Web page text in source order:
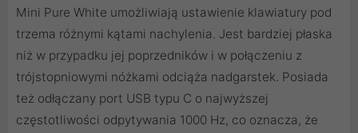
Mini Pure White umożliwiają ustawienie klawiatury pod
trzema różnymi kątami nachylenia. Jest bardziej płaska
niż w przypadku jej poprzedników i w połączeniu z
trójstopniowymi nóżkami odciąża nadgarstek. Posiada
też odłączany port USB typu C o najwyższej
częstotliwości odpytywania 1000 Hz, co oznacza, że ​​